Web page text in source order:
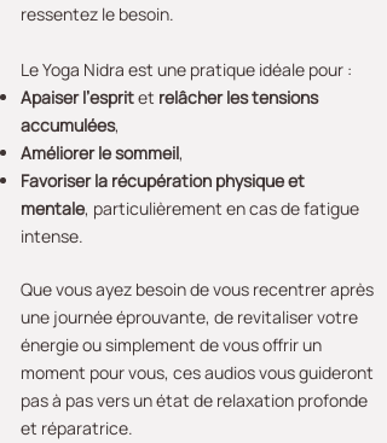
ressentez le besoin.
Le Yoga Nidra est une pratique idéale pour :
Apaiser l’espritet relâcher les tensions
accumulées,
Améliorer le sommeil,
Favoriser la récupération physique et
mentale, particulièrement en cas de fatigue
intense.
Que vous ayez besoin de vous recentrer après
une journée éprouvante, de revitaliser votre
énergie ou simplement de vous offrir un
moment pour vous, ces audios vous guideront
pas à pas vers un état de relaxation profonde
et réparatrice.